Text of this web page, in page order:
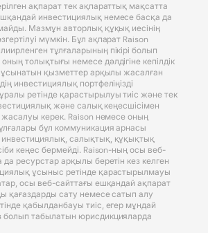
ақпарат тек ақпараттық мақсатта
инвестициялық немесе басқа да
Мазмұн авторлық құқық иесінің
мүмкін. Бұл ақпарат Raison
тұлғаларының пікірі болып
толықтығы немесе дәлдігіне кепілдік
ұсынатын қызметтер арқылы жасалған
инвестициялық портфеліңізді
ретінде қарастырылуы тиіс және тек
және салық кеңесшісімен
жасалуы керек. Raison немесе оның
бұл коммуникация арнасы
салықтық, құқықтық
кеңес бермейді. Raison-ның осы веб-
ресурстар арқылы беретін кез келген
ұсыныс ретінде қарастырылмауы
осы веб-сайттағы ешқандай ақпарат
қағаздарды сату немесе сатып алу
қабылданбауы тиіс, егер мұндай
болып табылатын юрисдикцияларда